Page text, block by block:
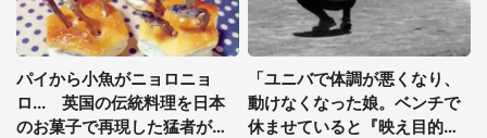
パイから小魚がニョロニョ
ロ... 英国の伝統料理を日本
のお菓子で再現した猛者が現
「ユニバで体調が悪くなり、
動けなくなった娘。ベンチで
休ませていると『映え目的』